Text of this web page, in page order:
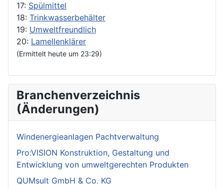
17: Spülmittel
18: Trinkwasserbehälter
19: Umweltfreundlich
20: Lamellenklärer
(Ermittelt heute um 23:29)
Branchenverzeichnis
(Änderungen)
Windenergieanlagen Pachtverwaltung
Pro:VISION Konstruktion, Gestaltung und
Entwicklung von umweltgerechten Produkten
QUMsult GmbH & Co. KG